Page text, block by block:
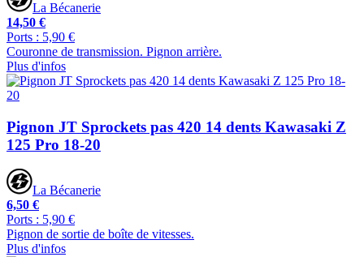
La Bécanerie
14,50 €
Ports : 5,90 €
Couronne de transmission. Pignon arrière.
Plus d'infos
Pignon JT Sprockets pas 420 14 dents Kawasaki Z
125 Pro 18-20
La Bécanerie
6,50 €
Ports : 5,90 €
Pignon de sortie de boîte de vitesses.
Plus d'infos